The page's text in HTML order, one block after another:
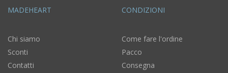
MADEHEART
Chi siamo
Sconti
Contatti
CONDIZIONI
Come fare l'ordine
Pacco
Consegna